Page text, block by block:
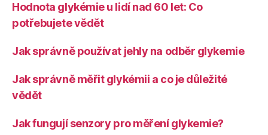
Hodnota glykémie u lidí nad 60 let: Co
potřebujete vědět
Jak správně používat jehly na odběr glykemie
Jak správně měřit glykémii a co je důležité
vědět
Jak fungují senzory pro měření glykemie?